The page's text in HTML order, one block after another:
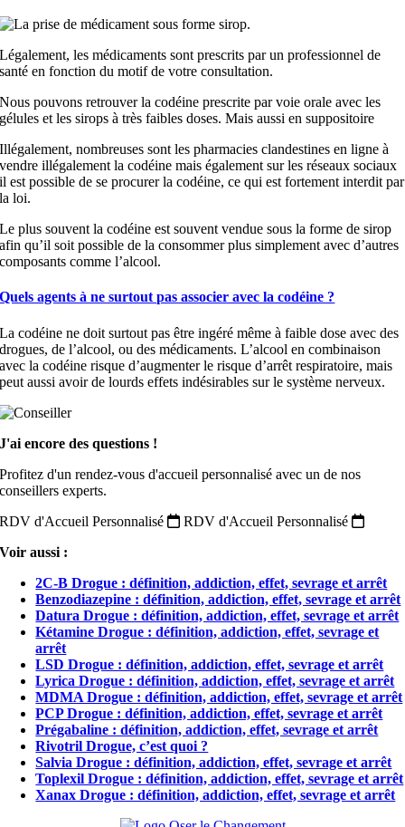
Légalement, les médicaments sont prescrits par un professionnel de
santé en fonction du motif de votre consultation.
Nous pouvons retrouver la codéine prescrite par voie orale avec les
gélules et les sirops à très faibles doses. Mais aussi en suppositoire
Illégalement, nombreuses sont les pharmacies clandestines en ligne à
vendre illégalement la codéine mais également sur les réseaux sociaux
il est possible de se procurer la codéine, ce qui est fortement interdit par
la loi.
Le plus souvent la codéine est souvent vendue sous la forme de sirop
afin qu’il soit possible de la consommer plus simplement avec d’autres
composants comme l’alcool.
Quels agents à ne surtout pas associer avec la codéine ?
La codéine ne doit surtout pas être ingéré même à faible dose avec des
drogues, de l’alcool, ou des médicaments. L’alcool en combinaison
avec la codéine risque d’augmenter le risque d’arrêt respiratoire, mais
peut aussi avoir de lourds effets indésirables sur le système nerveux.
J'ai encore des questions !
Profitez d'un rendez-vous d'accueil personnalisé avec un de nos
conseillers experts.
RDV d'Accueil Personnalisé
RDV d'Accueil Personnalisé
Voir aussi :
2C-B Drogue : définition, addiction, effet, sevrage et arrêt
Benzodiazepine : définition, addiction, effet, sevrage et arrêt
Datura Drogue : définition, addiction, effet, sevrage et arrêt
Kétamine Drogue : définition, addiction, effet, sevrage et
arrêt
LSD Drogue : définition, addiction, effet, sevrage et arrêt
Lyrica Drogue : définition, addiction, effet, sevrage et arrêt
MDMA Drogue : définition, addiction, effet, sevrage et arrêt
PCP Drogue : définition, addiction, effet, sevrage et arrêt
Prégabaline : définition, addiction, effet, sevrage et arrêt
Rivotril Drogue, c’est quoi ?
Salvia Drogue : définition, addiction, effet, sevrage et arrêt
Toplexil Drogue : définition, addiction, effet, sevrage et arrêt
Xanax Drogue : définition, addiction, effet, sevrage et arrêt